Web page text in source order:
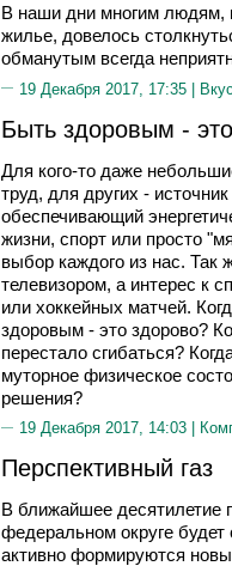
В наши дни многим людям,
жилье, довелось
обманутым всегда
19 Декабря 2017, 17:35 |
Быть здоровым -
Для кого-то даже
труд, для других -
обеспечивающий
жизни, спорт или просто
выбор каждого из нас. Так
телевизором, а интерес к
или хоккейных матчей.
здоровым - это здорово?
перестало сгибаться?
муторное физическое
решения?
19 Декабря 2017, 14:03 |
Перспективный газ
В ближайшее десятилетие
федеральном округе
активно формируются